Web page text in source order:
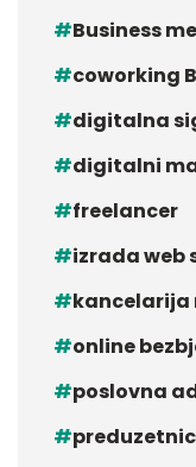
Business
coworking
digitalna
digitalni
freelancer
izrada web
kancelarija
online
poslovna